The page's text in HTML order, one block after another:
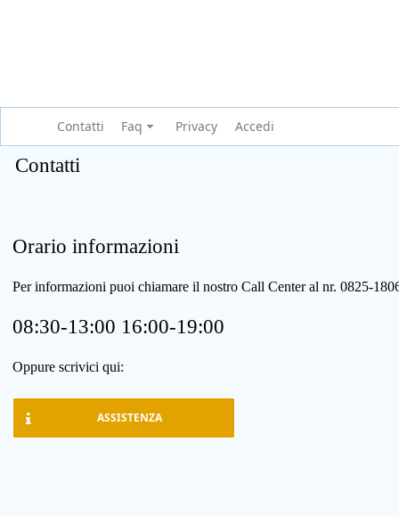
Contatti Faq Privacy Accedi
Contatti
Orario informazioni
Per informazioni puoi chiamare il nostro Call Center al nr. 0825-
08:30-13:00 16:00-19:00
Oppure scrivici qui:
ASSISTENZA